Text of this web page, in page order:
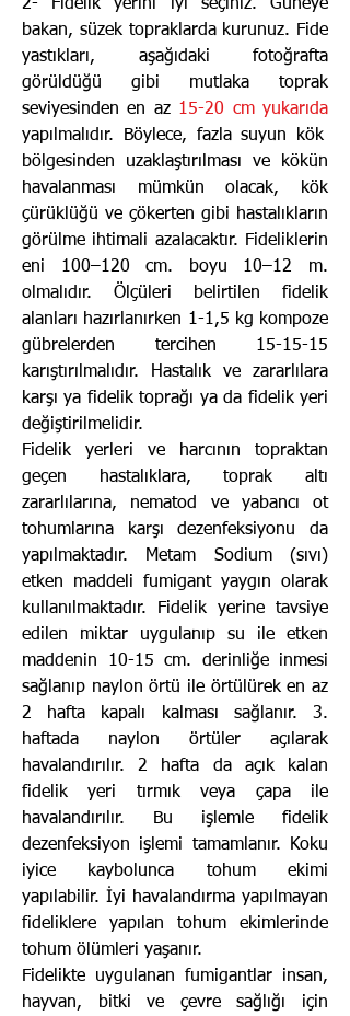
2- Fidelik yerini iyi seçiniz. Güneye
bakan, süzek topraklarda kurunuz. Fide
yastıkları, aşağıdaki fotoğrafta
görüldüğü gibi mutlaka toprak
seviyesinden en az 15-20 cm yukarıda
yapılmalıdır. Böylece, fazla suyun kök
bölgesinden uzaklaştırılması ve kökün
havalanması mümkün olacak, kök
çürüklüğü ve çökerten gibi hastalıkların
görülme ihtimali azalacaktır. Fideliklerin
eni 100–120 cm. boyu 10–12 m.
olmalıdır. Ölçüleri belirtilen fidelik
alanları hazırlanırken 1-1,5 kg kompoze
gübrelerden tercihen 15-15-15
karıştırılmalıdır. Hastalık ve zararlılara
karşı ya fidelik toprağı ya da fidelik yeri
değiştirilmelidir.
Fidelik yerleri ve harcının topraktan
geçen hastalıklara, toprak altı
zararlılarına, nematod ve yabancı ot
tohumlarına karşı dezenfeksiyonu da
yapılmaktadır. Metam Sodium (sıvı)
etken maddeli fumigant yaygın olarak
kullanılmaktadır. Fidelik yerine tavsiye
edilen miktar uygulanıp su ile etken
maddenin 10-15 cm. derinliğe inmesi
sağlanıp naylon örtü ile örtülürek en az
2 hafta kapalı kalması sağlanır. 3.
haftada naylon örtüler açılarak
havalandırılır. 2 hafta da açık kalan
fidelik yeri tırmık veya çapa ile
havalandırılır. Bu işlemle fidelik
dezenfeksiyon işlemi tamamlanır. Koku
iyice kaybolunca tohum ekimi
yapılabilir. İyi havalandırma yapılmayan
fideliklere yapılan tohum ekimlerinde
tohum ölümleri yaşanır.
Fidelikte uygulanan fumigantlar insan,
hayvan, bitki ve çevre sağlığı için